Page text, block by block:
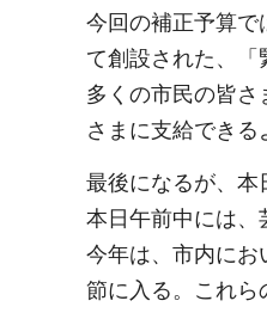
今回の補正予算で
て創設された、
多くの市民の皆
さまに支給できる
最後になるが、本
本日午前中には、
今年は、市内にお
節に入る。これら